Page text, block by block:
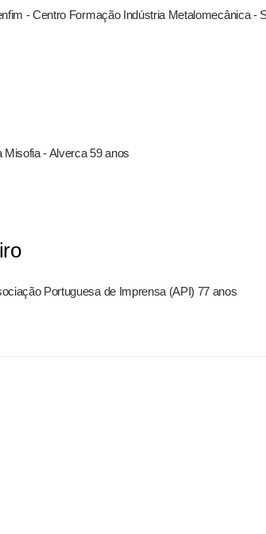
- Centro Formação Indústria Metalomecânica -
Misofia - Alverca 59 anos
Portuguesa de Imprensa (API) 77 anos